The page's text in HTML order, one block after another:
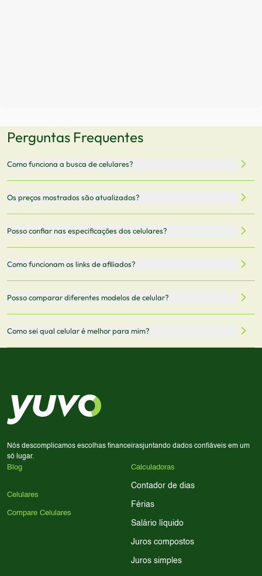
Perguntas Frequentes
Como funciona a busca de celulares?
armazenamento, memória RAM, bateria e conectividade
5G.
Os preços mostrados são atualizados?
vendedor antes de finalizar sua compra.
Posso confiar nas especificações dos celulares?
informações mais recentes de cada modelo.
Como funcionam os links de afiliados?
comissão sem custo adicional para você.
Posso comparar diferentes modelos de celular?
Sim! Você pode selecionar até 3 celulares para comparar
Como sei qual celular é melhor para mim?
processador e bateria são essenciais. Use nossos filtros
para encontrar o celular ideal.
Nós descomplicamos escolhas financeirasjuntando dados confiáveis em um
só lugar.
Blog
Celulares
Compare Celulares
Calculadoras
Contador de dias
Férias
Salário líquido
Juros compostos
Juros simples